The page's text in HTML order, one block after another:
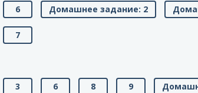
6 Домашнее задание: 2
7
3 6 8 9